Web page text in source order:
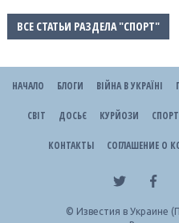
ВСЕ СТАТЬИ РАЗДЕЛА "СПОРТ"
НАЧАЛО БЛОГИ ВІЙНА В УКРАЇНІ
СВІТ ДОСЬЄ КУРЙОЗИ СПОРТ
КОНТАКТЫ СОГЛАШЕНИЕ О
© Известия в Украине